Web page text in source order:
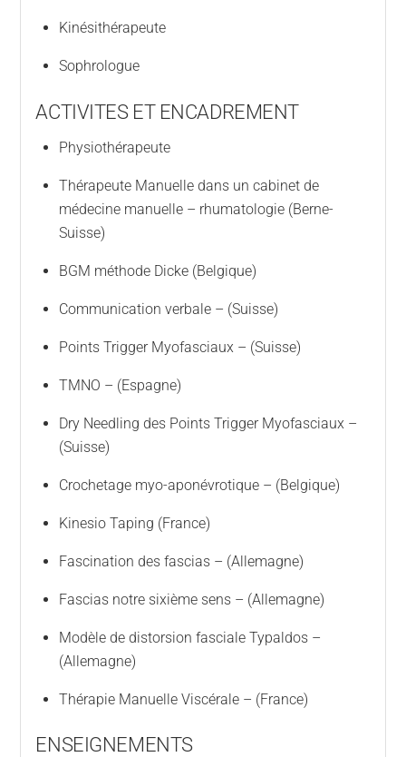
Kinésithérapeute
Sophrologue
ACTIVITES ET ENCADREMENT
Physiothérapeute
Thérapeute Manuelle dans un cabinet de
médecine manuelle – rhumatologie (Berne-
Suisse)
BGM méthode Dicke (Belgique)
Communication verbale – (Suisse)
Points Trigger Myofasciaux – (Suisse)
TMNO – (Espagne)
Dry Needling des Points Trigger Myofasciaux –
(Suisse)
Crochetage myo-aponévrotique – (Belgique)
Kinesio Taping (France)
Fascination des fascias – (Allemagne)
Fascias notre sixième sens – (Allemagne)
Modèle de distorsion fasciale Typaldos –
(Allemagne)
Thérapie Manuelle Viscérale – (France)
ENSEIGNEMENTS